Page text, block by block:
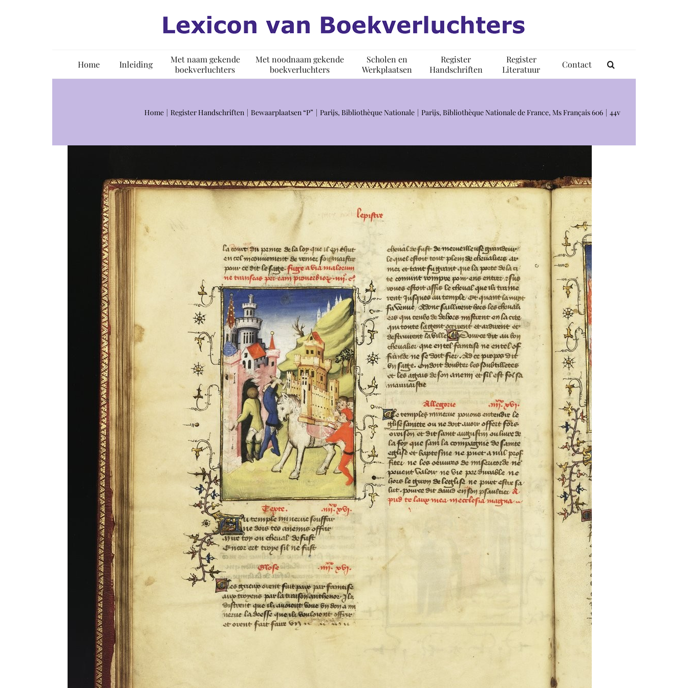
Home Inleiding
Met naam gekende
boekverluchters
Met noodnaam gekende
boekverluchters
Scholen en
Werkplaatsen
Register
Handschriften
Register
Literatuur
Contact
Home Register Handschriften Bewaarplaatsen “P” Parijs, Bibliothèque Nationale Parijs, Bibliothèque Nationale de France, Ms Français 606 44v